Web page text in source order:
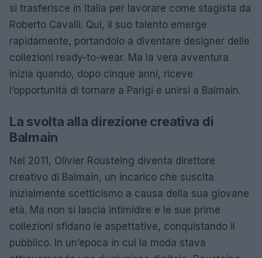
si trasferisce in Italia per lavorare come stagista da
Roberto Cavalli. Qui, il suo talento emerge
rapidamente, portandolo a diventare designer delle
collezioni ready-to-wear. Ma la vera avventura
inizia quando, dopo cinque anni, riceve
l’opportunità di tornare a Parigi e unirsi a Balmain.
La svolta alla direzione creativa di
Balmain
Nel 2011, Olivier Rousteing diventa direttore
creativo di Balmain, un incarico che suscita
inizialmente scetticismo a causa della sua giovane
età. Ma non si lascia intimidire e le sue prime
collezioni sfidano le aspettative, conquistando il
pubblico. In un’epoca in cui la moda stava